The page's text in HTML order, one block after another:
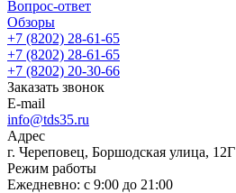
Вопрос-ответ
Обзоры
+7 (8202) 28‑61-65
+7 (8202) 28‑61-65
+7 (8202) 20‑30-66
Заказать звонок
E-mail
info@tds35.ru
Адрес
г. Череповец, Боршодская улица, 12Г
Режим работы
Ежедневно: с 9:00 до 21:00